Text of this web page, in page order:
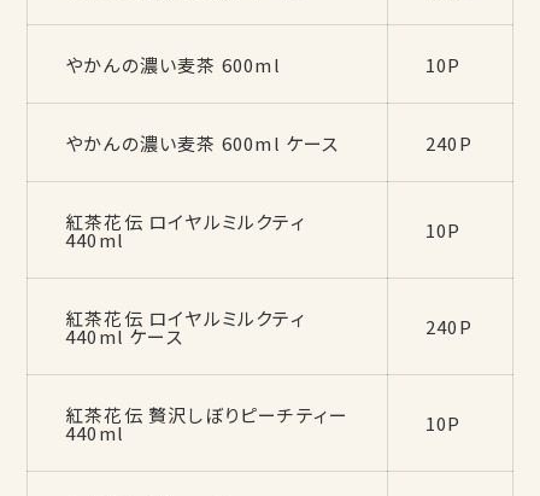
やかんの濃い麦茶 600ml 10P
やかんの濃い麦茶 600ml ケース 240P
紅茶花伝 ロイヤルミルクティ
440ml 10P
紅茶花伝 ロイヤルミルクティ
440ml ケース 240P
紅茶花伝 贅沢しぼりピーチティー
440ml 10P